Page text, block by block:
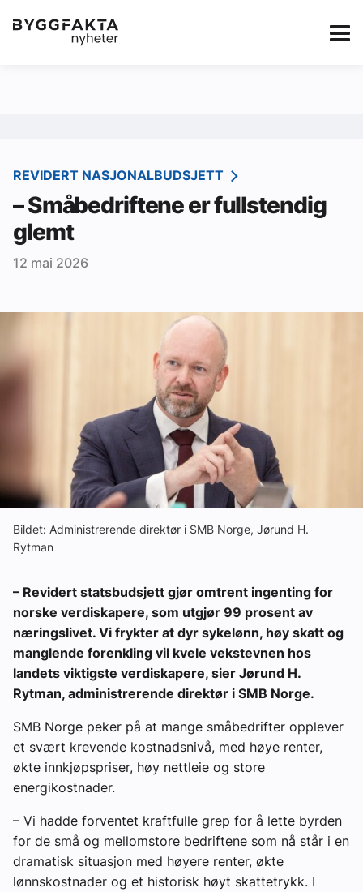
Kategorier Jobbmarkedet Annonsere i
Redaksjonen
Om Byggfakta
Annonsere
Aktivitetskalender
Bransjekommentar
Aktuelle prosjekter
REVIDERT NASJONALBUDSJETT
– Småbedriftene er fullstendig
glemt
12 mai 2026
Bildet: Administrerende direktør i SMB Norge, Jørund H.
Rytman
– Revidert statsbudsjett gjør omtrent ingenting for
norske verdiskapere, som utgjør 99 prosent av
næringslivet. Vi frykter at dyr sykelønn, høy skatt og
manglende forenkling vil kvele vekstevnen hos
landets viktigste verdiskapere, sier Jørund H.
Rytman, administrerende direktør i SMB Norge.
SMB Norge peker på at mange småbedrifter opplever
et svært krevende kostnadsnivå, med høye renter,
økte innkjøpspriser, høy nettleie og store
energikostnader.
– Vi hadde forventet kraftfulle grep for å lette byrden
for de små og mellomstore bedriftene som nå står i en
dramatisk situasjon med høyere renter, økte
lønnskostnader og et historisk høyt skattetrykk. I